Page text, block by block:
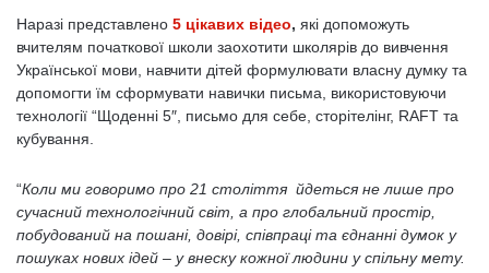
Наразі представлено 5 цікавих відео, які допоможуть
вчителям початкової школи заохотити школярів до вивчення
Української мови, навчити дітей формулювати власну думку та
допомогти їм сформувати навички письма, використовуючи
технології “Щоденні 5″, письмо для себе, сторітелінг, RAFT та
кубування.
“Коли ми говоримо про 21 століття йдеться не лише про
сучасний технологічний світ, а про глобальний простір,
побудований на пошані, довірі, співпраці та єднанні думок у
пошуках нових ідей – у внеску кожної людини у спільну мету.